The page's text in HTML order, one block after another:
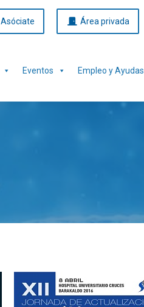
Asóciate Área privada
Eventos Empleo y Ayudas